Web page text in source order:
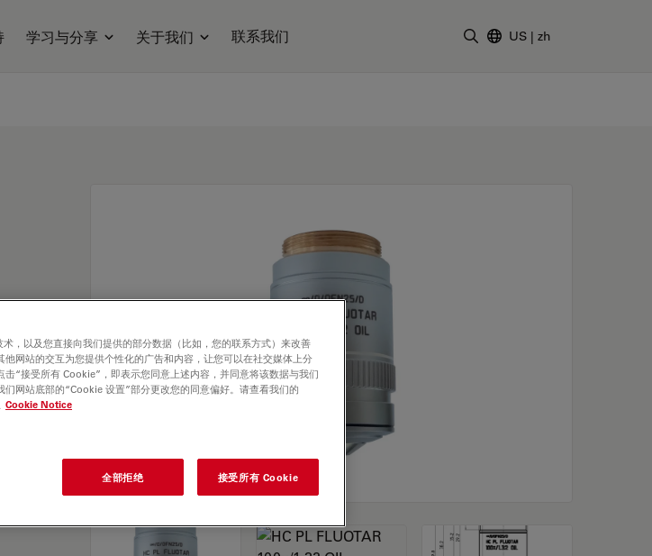
学习与分享 关于我们 联系我们 US | zh
，以及您直接向我们提供的部分数据（比如，您的联系方式）来改善
网站的交互为您提供个性化的广告和内容，让您可以在社交媒体上分
“接受所有 Cookie”，即表示您同意上述内容，并同意将该数据与我们
网站底部的“Cookie 设置”部分更改您的同意偏好。请查看我们的
Cookie Notice
全部拒绝 接受所有 Cookie